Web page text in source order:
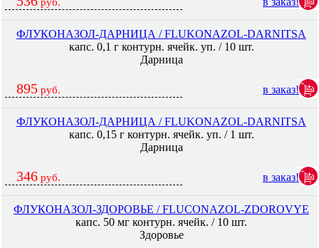
ФЛУКОНАЗОЛ-ДАРНИЦА / FLUKONAZOL-DARNITSA
капс. 0,1 г контурн. ячейк. уп. / 10 шт.
Дарница
895 руб. в заказ!
ФЛУКОНАЗОЛ-ДАРНИЦА / FLUKONAZOL-DARNITSA
капс. 0,15 г контурн. ячейк. уп. / 1 шт.
Дарница
346 руб. в заказ!
ФЛУКОНАЗОЛ-ЗДОРОВЬЕ / FLUCONAZOL-ZDOROVYE
капс. 50 мг контурн. ячейк. / 10 шт.
Здоровье